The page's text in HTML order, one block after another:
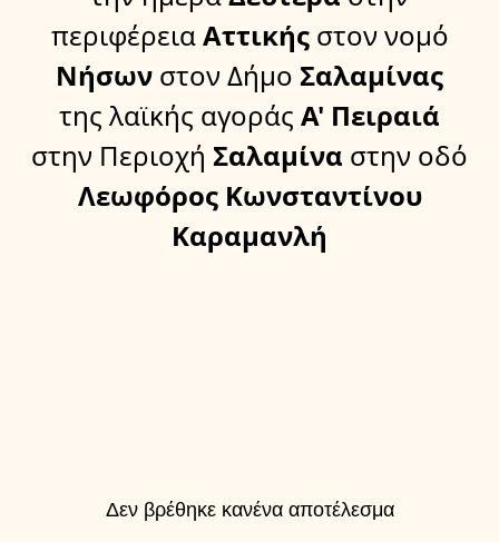
περιφέρειαΑττικής στον νομό
Νήσων στον Δήμο Σαλαμίνας
της λαϊκής αγοράς Α' Πειραιά
στην Περιοχή Σαλαμίνα στην οδό
Λεωφόρος Κωνσταντίνου
Καραμανλή
Δεν βρέθηκε κανένα αποτέλεσμα